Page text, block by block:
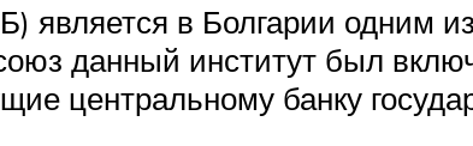
является в Болгарии одним
данный институт был
центральному банку